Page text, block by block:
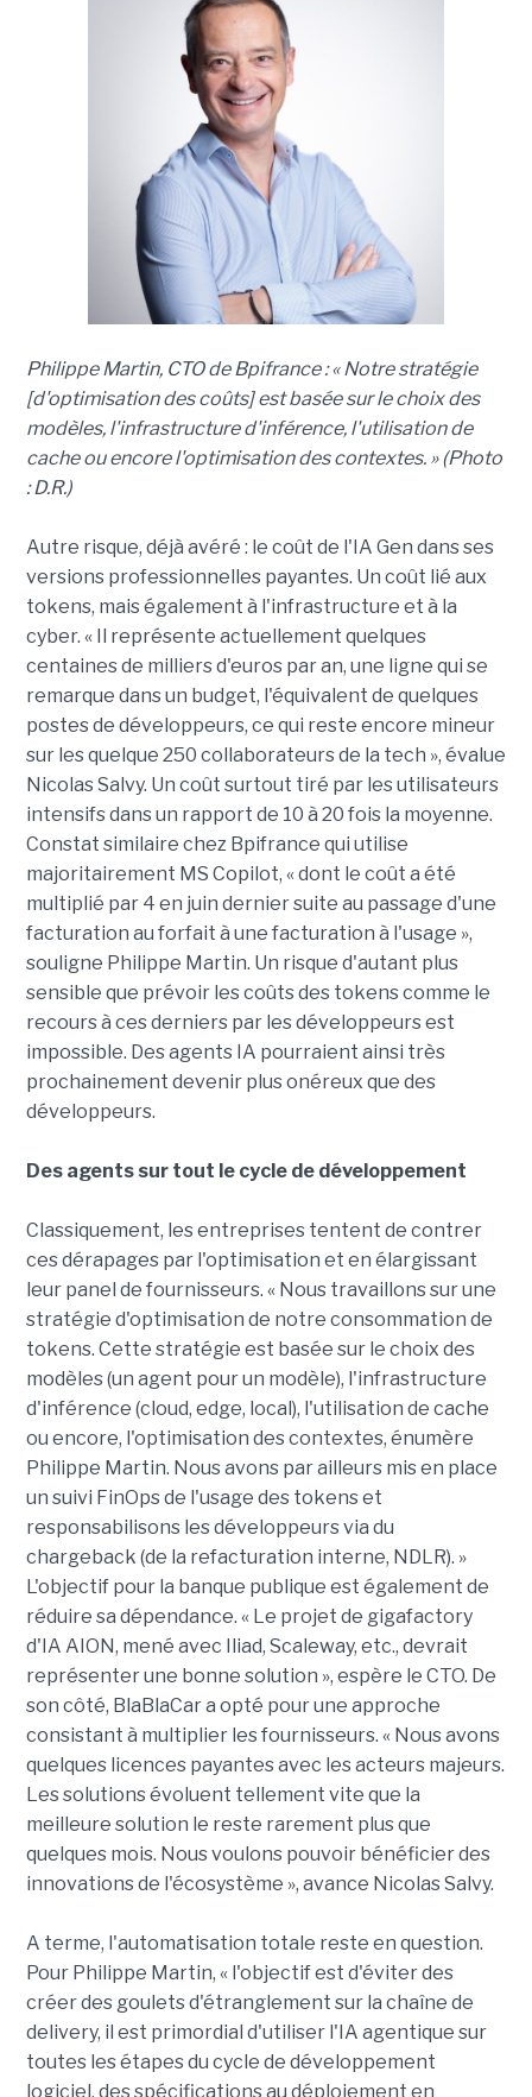
Philippe Martin, CTO de Bpifrance : « Notre stratégie
[d'optimisation des coûts] est basée sur le choix des
modèles, l'infrastructure d'inférence, l'utilisation de
cache ou encore l'optimisation des contextes. » (Photo
: D.R.)
Autre risque, déjà avéré : le coût de l'IA Gen dans ses
versions professionnelles payantes. Un coût lié aux
tokens, mais également à l'infrastructure et à la
cyber. « Il représente actuellement quelques
centaines de milliers d'euros par an, une ligne qui se
remarque dans un budget, l'équivalent de quelques
postes de développeurs, ce qui reste encore mineur
sur les quelque 250 collaborateurs de la tech », évalue
Nicolas Salvy. Un coût surtout tiré par les utilisateurs
intensifs dans un rapport de 10 à 20 fois la moyenne.
Constat similaire chez Bpifrance qui utilise
majoritairement MS Copilot, « dont le coût a été
multiplié par 4 en juin dernier suite au passage d'une
facturation au forfait à une facturation à l'usage »,
souligne Philippe Martin. Un risque d'autant plus
sensible que prévoir les coûts des tokens comme le
recours à ces derniers par les développeurs est
impossible. Des agents IA pourraient ainsi très
prochainement devenir plus onéreux que des
développeurs.
Des agents sur tout le cycle de développement
Classiquement, les entreprises tentent de contrer
ces dérapages par l'optimisation et en élargissant
leur panel de fournisseurs. « Nous travaillons sur une
stratégie d'optimisation de notre consommation de
tokens. Cette stratégie est basée sur le choix des
modèles (un agent pour un modèle), l'infrastructure
d'inférence (cloud, edge, local), l'utilisation de cache
ou encore, l'optimisation des contextes, énumère
Philippe Martin. Nous avons par ailleurs mis en place
un suivi FinOps de l'usage des tokens et
responsabilisons les développeurs via du
chargeback (de la refacturation interne, NDLR). »
L'objectif pour la banque publique est également de
réduire sa dépendance. « Le projet de gigafactory
d'IA AION, mené avec Iliad, Scaleway, etc., devrait
représenter une bonne solution », espère le CTO. De
son côté, BlaBlaCar a opté pour une approche
consistant à multiplier les fournisseurs. « Nous avons
quelques licences payantes avec les acteurs majeurs.
Les solutions évoluent tellement vite que la
meilleure solution le reste rarement plus que
quelques mois. Nous voulons pouvoir bénéficier des
innovations de l'écosystème », avance Nicolas Salvy.
A terme, l'automatisation totale reste en question.
Pour Philippe Martin, « l'objectif est d'éviter des
créer des goulets d'étranglement sur la chaîne de
delivery, il est primordial d'utiliser l'IA agentique sur
toutes les étapes du cycle de développement
logiciel, des spécifications au déploiement en